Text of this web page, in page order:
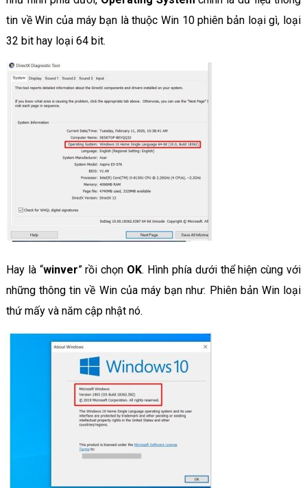
tin về Win của máy bạn là thuộc Win 10 phiên bản loại gì, loại
32 bit hay loại 64 bit.
Hay là “winver” rồi chọn OK. Hình phía dưới thể hiện cùng với
những thông tin về Win của máy bạn như: Phiên bản Win loại
thứ mấy và năm cập nhật nó.